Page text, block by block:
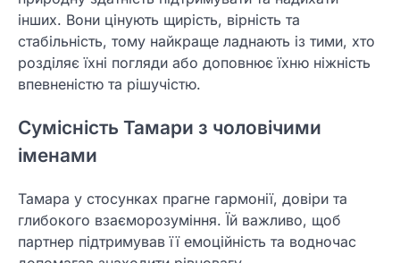
інших. Вони цінують щирість, вірність та
стабільність, тому найкраще ладнають із тими, хто
розділяє їхні погляди або доповнює їхню ніжність
впевненістю та рішучістю.
Сумісність Тамари з чоловічими
іменами
Тамара у стосунках прагне гармонії, довіри та
глибокого взаєморозуміння. Їй важливо, щоб
партнер підтримував її емоційність та водночас